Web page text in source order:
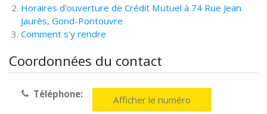
Horaires d'ouverture de Crédit Mutuel à 74 Rue Jean
Jaurès, Gond-Pontouvre
Comment s'y rendre
Coordonnées du contact
Téléphone: Afficher le numéro